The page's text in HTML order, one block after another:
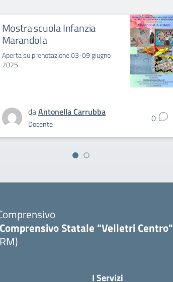
Mostra scuola Infanzia
Marandola
Aperta su prenotazione 03-09 giugno
2025.
daAntonella Carrubba
Docente 0
Statale "Velletri Centro"
I Servizi